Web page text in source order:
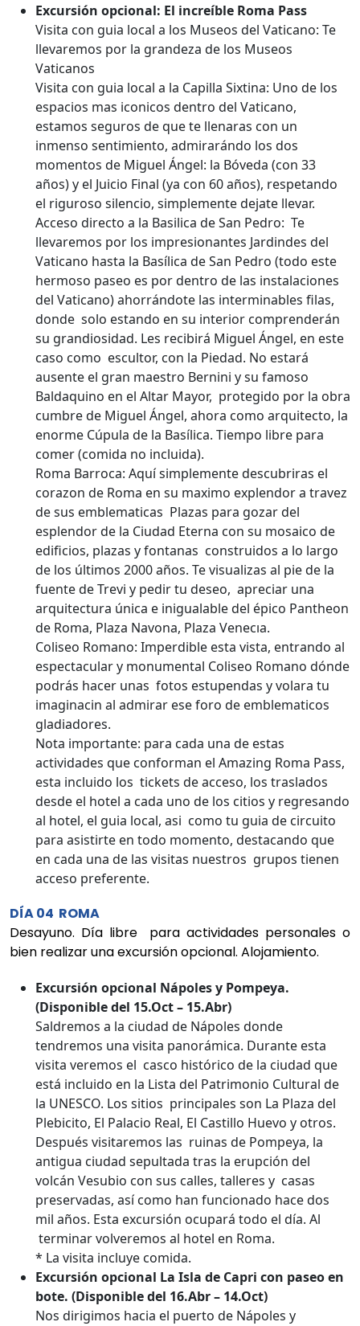
Excursión opcional: El increíble Roma Pass
Visita con guia local a los Museos del Vaticano: Te
llevaremos por la grandeza de los Museos
Vaticanos
Visita con guia local a la Capilla Sixtina: Uno de los
espacios mas iconicos dentro del Vaticano,
estamos seguros de que te llenaras con un
inmenso sentimiento, admirarándo los dos
momentos de Miguel Ángel: la Bóveda (con 33
años) y el Juicio Final (ya con 60 años), respetando
el riguroso silencio, simplemente dejate llevar.
Acceso directo a la Basilica de San Pedro: Te
llevaremos por los impresionantes Jardindes del
Vaticano hasta la Basílica de San Pedro (todo este
hermoso paseo es por dentro de las instalaciones
del Vaticano) ahorrándote las interminables filas,
donde solo estando en su interior comprenderán
su grandiosidad. Les recibirá Miguel Ángel, en este
caso como escultor, con la Piedad. No estará
ausente el gran maestro Bernini y su famoso
Baldaquino en el Altar Mayor, protegido por la obra
cumbre de Miguel Ángel, ahora como arquitecto, la
enorme Cúpula de la Basílica. Tiempo libre para
comer (comida no incluida).
Roma Barroca: Aquí simplemente descubriras el
corazon de Roma en su maximo explendor a travez
de sus emblematicas Plazas para gozar del
esplendor de la Ciudad Eterna con su mosaico de
edificios, plazas y fontanas construidos a lo largo
de los últimos 2000 años. Te visualizas al pie de la
fuente de Trevi y pedir tu deseo, apreciar una
arquitectura única e inigualable del épico Pantheon
de Roma, Plaza Navona, Plaza Venecıa.
Coliseo Romano: Imperdible esta vista, entrando al
espectacular y monumental Coliseo Romano dónde
podrás hacer unas fotos estupendas y volara tu
imaginacin al admirar ese foro de emblematicos
gladiadores.
Nota importante: para cada una de estas
actividades que conforman el Amazing Roma Pass,
esta incluido los tickets de acceso, los traslados
desde el hotel a cada uno de los citios y regresando
al hotel, el guia local, asi como tu guia de circuito
para asistirte en todo momento, destacando que
en cada una de las visitas nuestros grupos tienen
acceso preferente.
DÍA 04 ROMA
Desayuno. Día libre para actividades personales o
bien realizar una excursión opcional. Alojamiento.
Excursión opcional Nápoles y Pompeya.
(Disponible del 15.Oct – 15.Abr)
Saldremos a la ciudad de Nápoles donde
tendremos una visita panorámica. Durante esta
visita veremos el casco histórico de la ciudad que
está incluido en la Lista del Patrimonio Cultural de
la UNESCO. Los sitios principales son La Plaza del
Plebicito, El Palacio Real, El Castillo Huevo y otros.
Después visitaremos las ruinas de Pompeya, la
antigua ciudad sepultada tras la erupción del
volcán Vesubio con sus calles, talleres y casas
preservadas, así como han funcionado hace dos
mil años. Esta excursión ocupará todo el día. Al
terminar volveremos al hotel en Roma.
* La visita incluye comida.
Excursión opcional La Isla de Capri con paseo en
bote. (Disponible del 16.Abr – 14.Oct)
Nos dirigimos hacia el puerto de Nápoles y